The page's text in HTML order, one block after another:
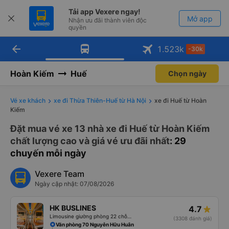
Tải app Vexere ngay!
Nhận ưu đãi thành viên độc
quyền
Mở app
Tải app Vexere
-30k/ghế khi đặt vé máy bay qua
Mở app
arrow_back 1.523k -30k
Hoàn Kiếm Huế Chọn ngày
Vé xe khách xe đi Thừa Thiên-Huế từ Hà Nội
xe đi Huế từ Hoàn
Kiếm
Đặt mua vé xe 13 nhà xe đi Huế từ Hoàn Kiếm
chất lượng cao và giá vé ưu đãi nhất: 29
chuyến mỗi ngày
Vexere Team
Ngày cập nhật: 07/08/2026
HK BUSLINES 4.7
(3308 đánh giá)
Văn phòng 70 Nguyễn Hữu Huân